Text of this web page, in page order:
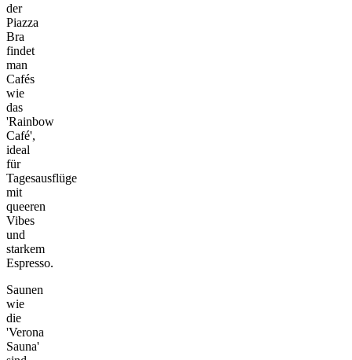
der
Piazza
Bra
findet
man
Cafés
wie
das
'Rainbow
Café',
ideal
für
Tagesausflüge
mit
queeren
Vibes
und
starkem
Espresso.
Saunen
wie
die
'Verona
Sauna'